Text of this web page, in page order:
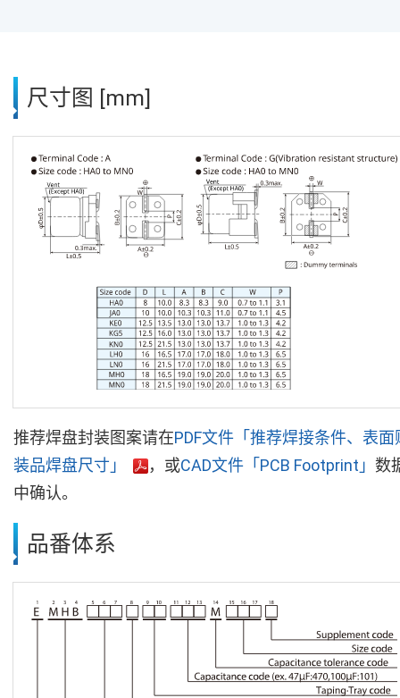
尺寸图 [mm]
推荐焊盘封装图案请在PDF文件「推荐焊接条件、表面
装品焊盘尺寸」
，或CAD文件「PCB Footprint」 数
中确认。
品番体系